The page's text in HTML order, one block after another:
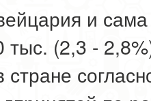
и
(2,3 -